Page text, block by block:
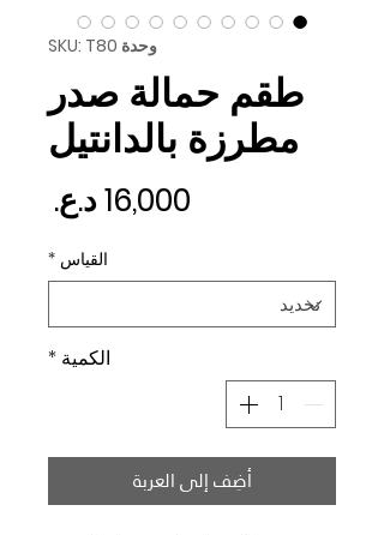
وحدة SKU: T80
طقم حمالة صدر
مطرزة بالدانتيل
القياس *
الكمية *
أضِف إلى العربة